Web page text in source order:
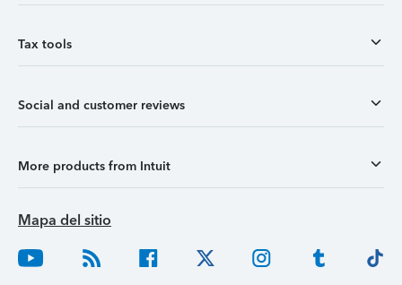
Tax tools
Social and customer reviews
More products from Intuit
Mapa del sitio